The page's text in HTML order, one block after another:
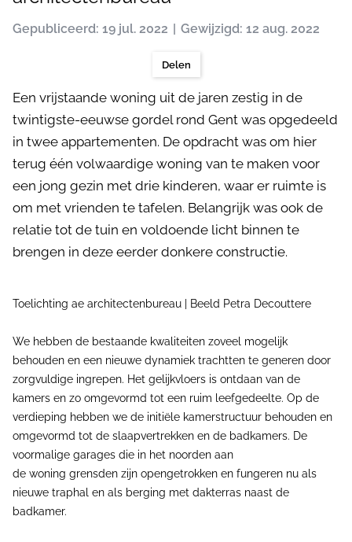
Gepubliceerd: 19 jul. 2022 Gewijzigd: 12 aug. 2022
Delen
Een vrijstaande woning uit de jaren zestig in de
twintigste-eeuwse gordel rond Gent was opgedeeld
in twee appartementen. De opdracht was om hier
terug één volwaardige woning van te maken voor
een jong gezin met drie kinderen, waar er ruimte is
om met vrienden te tafelen. Belangrijk was ook de
relatie tot de tuin en voldoende licht binnen te
brengen in deze eerder donkere constructie.
Toelichting ae architectenbureau | Beeld Petra Decouttere
We hebben de bestaande kwaliteiten zoveel mogelijk
behouden en een nieuwe dynamiek trachtten te generen door
zorgvuldige ingrepen. Het gelijkvloers is ontdaan van de
kamers en zo omgevormd tot een ruim leefgedeelte. Op de
verdieping hebben we de initiële kamerstructuur behouden en
omgevormd tot de slaapvertrekken en de badkamers. De
voormalige garages die in het noorden aan
de woning grensden zijn opengetrokken en fungeren nu als
nieuwe traphal en als berging met dakterras naast de
badkamer.